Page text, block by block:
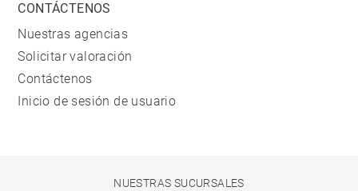
CONTÁCTENOS
Nuestras agencias
Solicitar valoración
Contáctenos
Inicio de sesión de usuario
NUESTRAS SUCURSALES